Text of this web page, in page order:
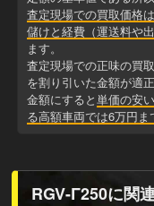
査定現場での買取価格
儲けと経費（運送料や
ます。
査定現場での正味の買
を割り引いた金額が適
金額にすると単価の安
る高額車両では6万円
RGV-Γ250に関